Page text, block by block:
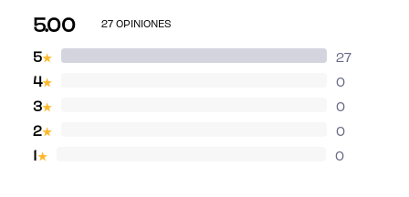
5.00 27 OPINIONES
5★ 27
4★ 0
3★ 0
2★ 0
1★ 0